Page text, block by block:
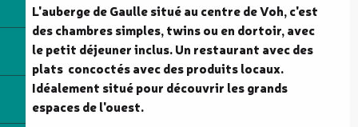
L'auberge de Gaulle situé au centre de Voh, c'est
des chambres simples, twins ou en dortoir, avec
le petit déjeuner inclus. Un restaurant avec des
plats  concoctés avec des produits locaux.
Idéalement situé pour découvrir les grands
espaces de l'ouest.